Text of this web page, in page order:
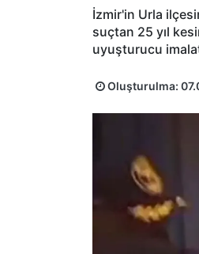
İzmir'in Urla
suçtan 25 yıl
uyuşturucu
Oluşturulma: